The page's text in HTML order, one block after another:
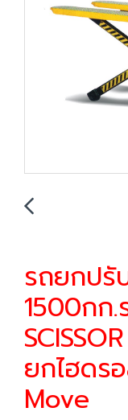
รถยกปรั
1500กก
ยกไฮดร
Move